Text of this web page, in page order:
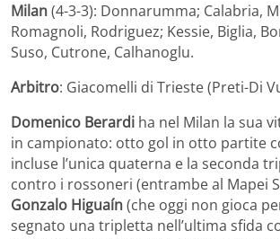
Milan(4-3-3): Donnarumma; Calabria,
Romagnoli, Rodriguez; Kessie, Biglia,
Suso, Cutrone, Calhanoglu.
Arbitro: Giacomelli di Trieste (Preti-Di
Domenico Berardi ha nel Milan la sua
in campionato: otto gol in otto partite
incluse l’unica quaterna e la seconda
contro i rossoneri (entrambe al Mapei
Gonzalo Higuaín(che oggi non gioca
segnato una tripletta nell’ultima sfida